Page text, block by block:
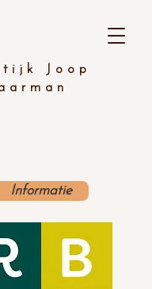
Joop
Informatie